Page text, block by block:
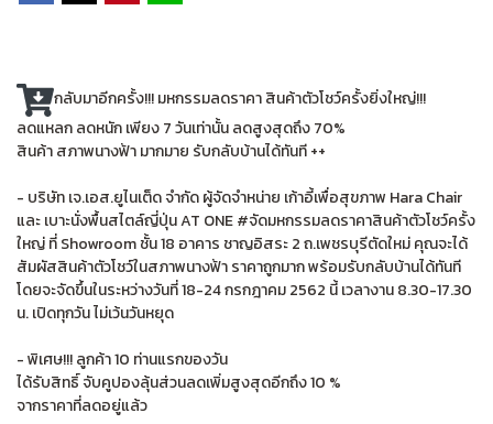
กลับมาอีกครั้ง!!! มหกรรมลดราคา สินค้าตัวโชว์ครั้งยิ่งใหญ่!!!
ลดแหลก ลดหนัก เพียง 7 วันเท่านั้น ลดสูงสุดถึง 70%
สินค้า สภาพนางฟ้า มากมาย รับกลับบ้านได้ทันที ++
- บริษัท เจ.เอส.ยูไนเต็ด จำกัด ผู้จัดจำหน่าย เก้าอี้เพื่อสุขภาพ Hara Chair
และ เบาะนั่งพื้นสไตล์ญี่ปุ่น AT ONE #จัดมหกรรมลดราคาสินค้าตัวโชว์ครั้ง
ใหญ่ ที่ Showroom ชั้น 18 อาคาร ชาญอิสระ 2 ถ.เพชรบุรีตัดใหม่ คุณจะได้
สัมผัสสินค้าตัวโชว์ในสภาพนางฟ้า ราคาถูกมาก พร้อมรับกลับบ้านได้ทันที
โดยจะจัดขึ้นในระหว่างวันที่ 18-24 กรกฎาคม 2562 นี้ เวลางาน 8.30-17.30
น. เปิดทุกวัน ไม่เว้นวันหยุด
- พิเศษ!!! ลูกค้า 10 ท่านแรกของวัน
ได้รับสิทธิ์ จับคูปองลุ้นส่วนลดเพิ่มสูงสุดอีกถึง 10 %
จากราคาที่ลดอยู่แล้ว